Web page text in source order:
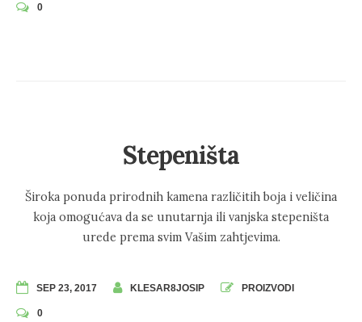
0
Stepeništa
Široka ponuda prirodnih kamena različitih boja i veličina
koja omogućava da se unutarnja ili vanjska stepeništa
urede prema svim Vašim zahtjevima.
SEP 23, 2017 KLESAR8JOSIP PROIZVODI
0